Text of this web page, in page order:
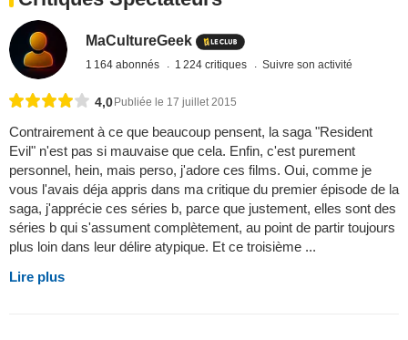
MaCultureGeek
1 164 abonnés 1 224 critiques Suivre son activité
4,0Publiée le 17 juillet 2015
Contrairement à ce que beaucoup pensent, la saga "Resident
Evil" n'est pas si mauvaise que cela. Enfin, c'est purement
personnel, hein, mais perso, j'adore ces films. Oui, comme je
vous l'avais déja appris dans ma critique du premier épisode de la
saga, j'apprécie ces séries b, parce que justement, elles sont des
séries b qui s'assument complètement, au point de partir toujours
plus loin dans leur délire atypique. Et ce troisième ...
Lire plus